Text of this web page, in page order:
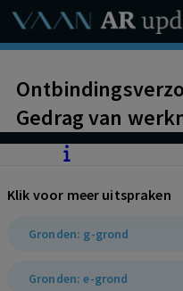
Gedrag van
verwijtbaar.
Klik voor meer uitspraken
Gronden: g-grond
Gronden: e-grond